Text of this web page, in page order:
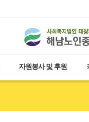
자원봉사 및 후원